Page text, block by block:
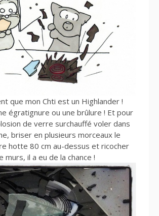
que mon Chti est un Highlander !
égratignure ou une brûlure ! Et pour
de verre surchauffé voler dans
briser en plusieurs morceaux le
hotte 80 cm au-dessus et ricocher
murs, il a eu de la chance !